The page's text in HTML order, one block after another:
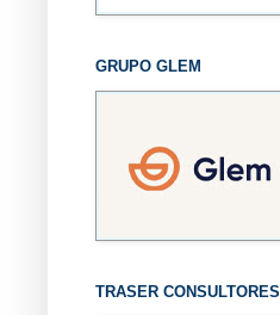
GRUPO GLEM
TRASER CONSULTORES